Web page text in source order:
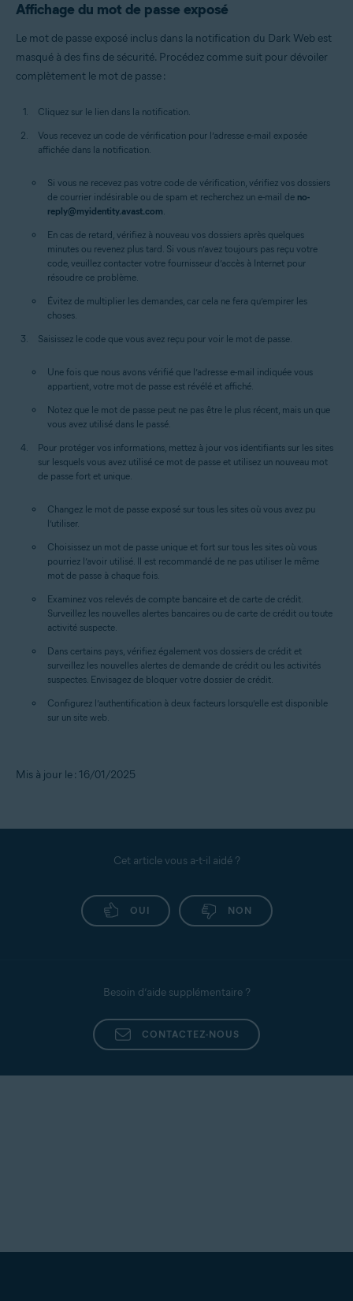
Affichage du mot de passe exposé
Le mot de passe exposé inclus dans la notification du Dark Web est
masqué à des fins de sécurité. Procédez comme suit pour dévoiler
complètement le mot de passe :
Cliquez sur le lien dans la notification.
Vous recevez un code de vérification pour l’adresse e-mail exposée
affichée dans la notification.
Si vous ne recevez pas votre code de vérification, vérifiez vos dossiers
de courrier indésirable ou de spam et recherchez un e-mail de no-
reply@myidentity.avast.com.
En cas de retard, vérifiez à nouveau vos dossiers après quelques
minutes ou revenez plus tard. Si vous n’avez toujours pas reçu votre
code, veuillez contacter votre fournisseur d’accès à Internet pour
résoudre ce problème.
Évitez de multiplier les demandes, car cela ne fera qu’empirer les
choses.
Saisissez le code que vous avez reçu pour voir le mot de passe.
Une fois que nous avons vérifié que l’adresse e-mail indiquée vous
appartient, votre mot de passe est révélé et affiché.
Notez que le mot de passe peut ne pas être le plus récent, mais un que
vous avez utilisé dans le passé.
Pour protéger vos informations, mettez à jour vos identifiants sur les sites
sur lesquels vous avez utilisé ce mot de passe et utilisez un nouveau mot
de passe fort et unique.
Changez le mot de passe exposé sur tous les sites où vous avez pu
l’utiliser.
Choisissez un mot de passe unique et fort sur tous les sites où vous
pourriez l’avoir utilisé. Il est recommandé de ne pas utiliser le même
mot de passe à chaque fois.
Examinez vos relevés de compte bancaire et de carte de crédit.
Surveillez les nouvelles alertes bancaires ou de carte de crédit ou toute
activité suspecte.
Dans certains pays, vérifiez également vos dossiers de crédit et
surveillez les nouvelles alertes de demande de crédit ou les activités
suspectes. Envisagez de bloquer votre dossier de crédit.
Configurez l’authentification à deux facteurs lorsqu’elle est disponible
sur un site web.
Mis à jour le : 16/01/2025
Cet article vous a-t-il aidé ?
OUI NON
Besoin d’aide supplémentaire ?
CONTACTEZ-NOUS